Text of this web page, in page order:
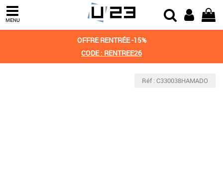
MENU
OFFRE RENTRÉE -15%
CODE : RENTREE26
Réf : C330038HAMADO